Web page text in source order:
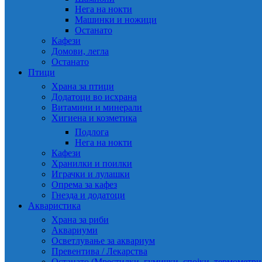
Нега на нокти
Машинки и ножици
Останато
Кафези
Домови, легла
Останато
Птици
Храна за птици
Додатоци во исхрана
Витамини и минерали
Хигиена и козметика
Подлога
Нега на нокти
Кафези
Хранилки и поилки
Играчки и лулашки
Опрема за кафез
Гнезда и додатоци
Акваристика
Храна за риби
Аквариуми
Осветлување за аквариум
Превентива / Лекарства